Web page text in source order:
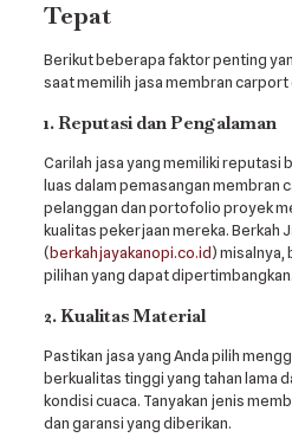
Tepat
Berikut beberapa faktor penting
saat memilih jasa membran carport
1. Reputasi dan Pengalaman
Carilah jasa yang memiliki reputasi
luas dalam pemasangan membran
pelanggan dan portofolio proyek
kualitas pekerjaan mereka. Berkah
(berkahjayakanopi.co.id) misalnya,
pilihan yang dapat dipertimbangkan.
2. Kualitas Material
Pastikan jasa yang Anda pilih
berkualitas tinggi yang tahan lama
kondisi cuaca. Tanyakan jenis
dan garansi yang diberikan.